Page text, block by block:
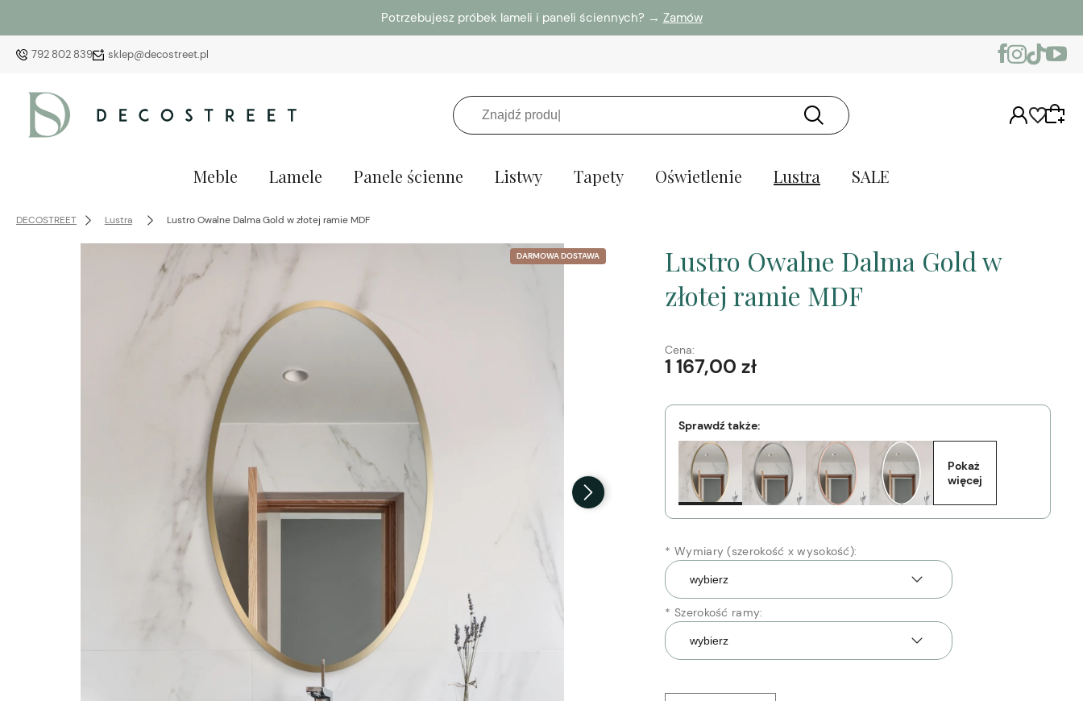
Potrzebujesz próbek lameli i paneli ściennych? → Zamów
792 802 839 sklep@decostreet.pl
Meble Lamele Panele ścienne Listwy Tapety Oświetlenie Lustra SALE
DECOSTREET Lustra Lustro Owalne Dalma Gold w złotej ramie MDF
DARMOWA DOSTAWA
Lustro Owalne Dalma Gold w
złotej ramie MDF
Cena:
1 167,00 zł
Sprawdź także:
Pokaż
więcej
* Wymiary (szerokość x wysokość):
* Szerokość ramy: